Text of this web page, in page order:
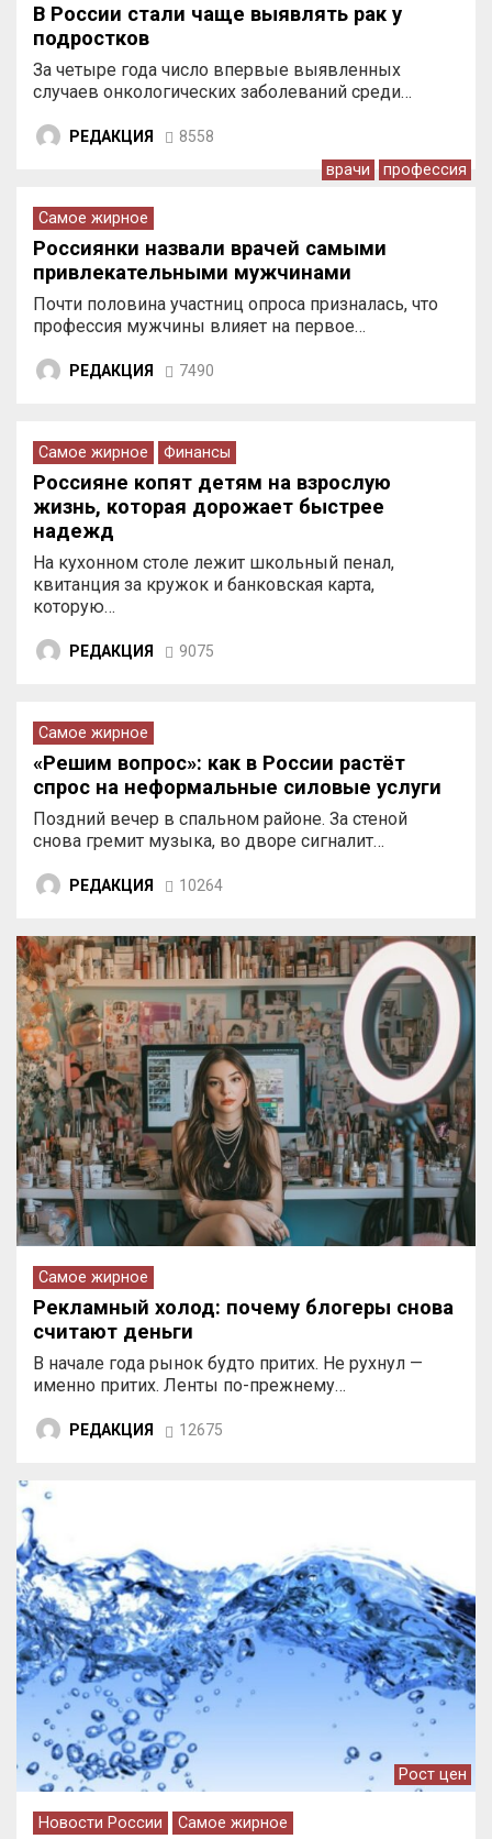
В России стали чаще выявлять рак у
подростков
За четыре года число впервые выявленных
случаев онкологических заболеваний среди…
РЕДАКЦИЯ 8558
врачи профессия
Самое жирное
Россиянки назвали врачей самыми
привлекательными мужчинами
Почти половина участниц опроса призналась, что
профессия мужчины влияет на первое…
РЕДАКЦИЯ 7490
Самое жирное Финансы
Россияне копят детям на взрослую
жизнь, которая дорожает быстрее
надежд
На кухонном столе лежит школьный пенал,
квитанция за кружок и банковская карта,
которую…
РЕДАКЦИЯ 9075
Самое жирное
«Решим вопрос»: как в России растёт
спрос на неформальные силовые услуги
Поздний вечер в спальном районе. За стеной
снова гремит музыка, во дворе сигналит…
РЕДАКЦИЯ 10264
Самое жирное
Рекламный холод: почему блогеры снова
считают деньги
В начале года рынок будто притих. Не рухнул —
именно притих. Ленты по-прежнему…
РЕДАКЦИЯ 12675
Рост цен
Новости России Самое жирное